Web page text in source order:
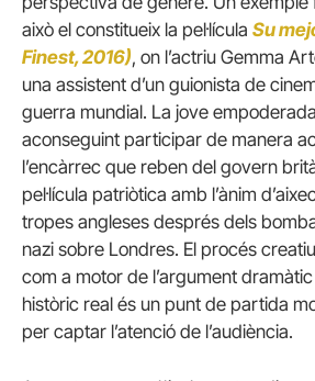
això el constitueix la pel·lícula Su
Finest, 2016), on l’actriu Gemma
una assistent d’un guionista de
guerra mundial. La jove
aconseguint participar de manera
l’encàrrec que reben del govern
pel·lícula patriòtica amb l’ànim
tropes angleses després dels
nazi sobre Londres. El procés creatiu
com a motor de l’argument
històric real és un punt de partida
per captar l’atenció de l’audiència.